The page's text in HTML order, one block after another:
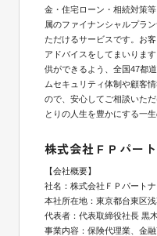
金・住宅ローン・相続対策
属のファイナンシャルプラ
ただけるサービスです。お
アドバイスをしてまいりま
供ができるよう、全国47都
ムセキュリティ体制や顧客
ので、安心してご相談いた
とりの人生を豊かにする一
株式会社ＦＰパー
【会社概要】
社名：株式会社ＦＰパートナ
本社所在地：東京都台東区
代表者：代表取締役社長 黒
事業内容：保険代理業、金